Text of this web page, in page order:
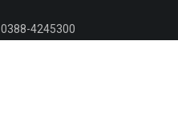
0388-4245300